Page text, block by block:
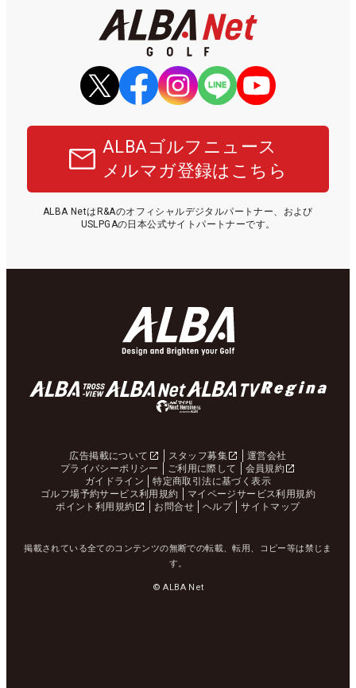
ALBAゴルフニュース
メルマガ登録はこちら
ALBA NetはR&Aのオフィシャルデジタルパートナー、および
USLPGAの日本公式サイトパートナーです。
広告掲載について スタッフ募集
運営会社
プライバシーポリシー
ご利用に際して
会員規約
ガイドライン
特定商取引法に基づく表示
ゴルフ場予約サービス利用規約
マイページサービス利用規約
ポイント利用規約
お問合せ ヘルプ サイトマップ
掲載されている全てのコンテンツの無断での転載、転用、コピー等は禁じま
す。
© ALBA Net